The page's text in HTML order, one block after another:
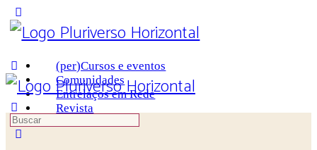
(per)Cursos e eventos
Comunidades
Entrelaços em Rede
Revista